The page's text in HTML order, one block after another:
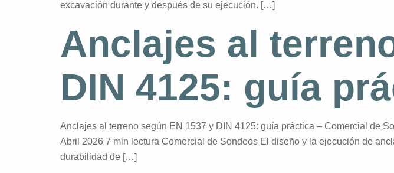
excavación durante y después de su ejecución. […]
Anclajes al
DIN 4125: guía
Anclajes al terreno según EN 1537 y DIN 4125: guía práctica – Comercial de
Abril 2026 7 min lectura Comercial de Sondeos El diseño y la ejecución de
durabilidad de […]